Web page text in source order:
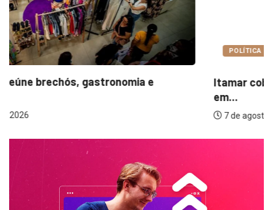
POLÍTICA
Itamar cobra prazo para melhorias estruturais